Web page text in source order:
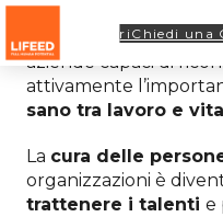
riChiedi una
Oggi i lavoratori di
aziende capaci di
attivamente
sano tra lavoro e
La cura delle
organizzazioni è
trattenere i talenti e